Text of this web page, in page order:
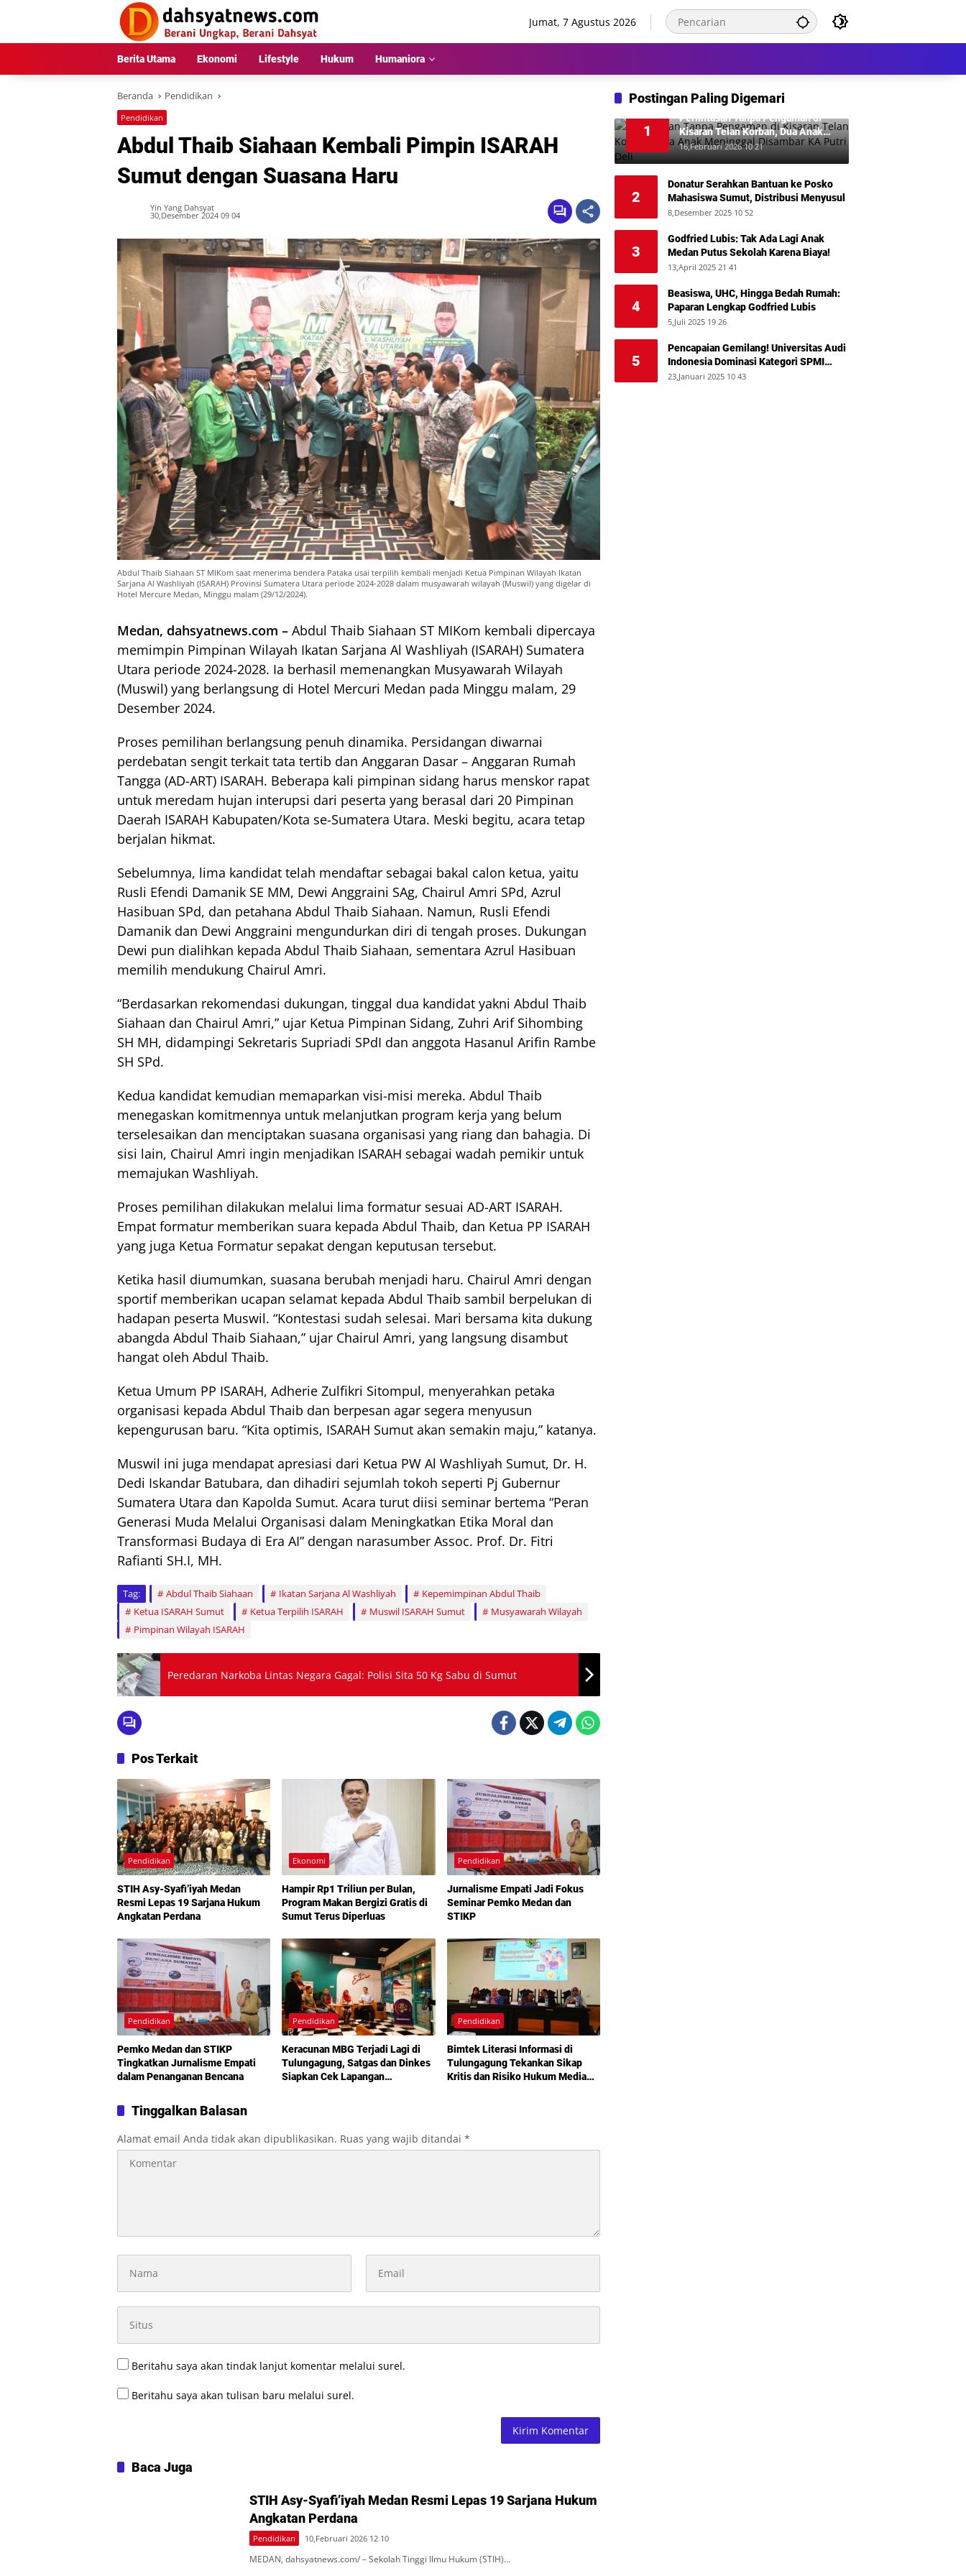
Jumat, 7 Agustus 2026
Berita Utama Ekonomi Lifestyle Hukum Humaniora
Beranda Pendidikan
Pendidikan
Abdul Thaib Siahaan Kembali Pimpin ISARAH
Sumut dengan Suasana Haru
Yin Yang Dahsyat
30,Desember 2024 09 04
Abdul Thaib Siahaan ST MIKom saat menerima bendera Pataka usai terpilih kembali menjadi Ketua Pimpinan Wilayah Ikatan
Sarjana Al Washliyah (ISARAH) Provinsi Sumatera Utara periode 2024-2028 dalam musyawarah wilayah (Muswil) yang digelar di
Hotel Mercure Medan, Minggu malam (29/12/2024).
Medan, dahsyatnews.com – Abdul Thaib Siahaan ST MIKom kembali dipercaya
memimpin Pimpinan Wilayah Ikatan Sarjana Al Washliyah (ISARAH) Sumatera
Utara periode 2024-2028. Ia berhasil memenangkan Musyawarah Wilayah
(Muswil) yang berlangsung di Hotel Mercuri Medan pada Minggu malam, 29
Desember 2024.
Proses pemilihan berlangsung penuh dinamika. Persidangan diwarnai
perdebatan sengit terkait tata tertib dan Anggaran Dasar – Anggaran Rumah
Tangga (AD-ART) ISARAH. Beberapa kali pimpinan sidang harus menskor rapat
untuk meredam hujan interupsi dari peserta yang berasal dari 20 Pimpinan
Daerah ISARAH Kabupaten/Kota se-Sumatera Utara. Meski begitu, acara tetap
berjalan hikmat.
Sebelumnya, lima kandidat telah mendaftar sebagai bakal calon ketua, yaitu
Rusli Efendi Damanik SE MM, Dewi Anggraini SAg, Chairul Amri SPd, Azrul
Hasibuan SPd, dan petahana Abdul Thaib Siahaan. Namun, Rusli Efendi
Damanik dan Dewi Anggraini mengundurkan diri di tengah proses. Dukungan
Dewi pun dialihkan kepada Abdul Thaib Siahaan, sementara Azrul Hasibuan
memilih mendukung Chairul Amri.
“Berdasarkan rekomendasi dukungan, tinggal dua kandidat yakni Abdul Thaib
Siahaan dan Chairul Amri,” ujar Ketua Pimpinan Sidang, Zuhri Arif Sihombing
SH MH, didampingi Sekretaris Supriadi SPdI dan anggota Hasanul Arifin Rambe
SH SPd.
Kedua kandidat kemudian memaparkan visi-misi mereka. Abdul Thaib
menegaskan komitmennya untuk melanjutkan program kerja yang belum
terselesaikan dan menciptakan suasana organisasi yang riang dan bahagia. Di
sisi lain, Chairul Amri ingin menjadikan ISARAH sebagai wadah pemikir untuk
memajukan Washliyah.
Proses pemilihan dilakukan melalui lima formatur sesuai AD-ART ISARAH.
Empat formatur memberikan suara kepada Abdul Thaib, dan Ketua PP ISARAH
yang juga Ketua Formatur sepakat dengan keputusan tersebut.
Ketika hasil diumumkan, suasana berubah menjadi haru. Chairul Amri dengan
sportif memberikan ucapan selamat kepada Abdul Thaib sambil berpelukan di
hadapan peserta Muswil. “Kontestasi sudah selesai. Mari bersama kita dukung
abangda Abdul Thaib Siahaan,” ujar Chairul Amri, yang langsung disambut
hangat oleh Abdul Thaib.
Ketua Umum PP ISARAH, Adherie Zulfikri Sitompul, menyerahkan petaka
organisasi kepada Abdul Thaib dan berpesan agar segera menyusun
kepengurusan baru. “Kita optimis, ISARAH Sumut akan semakin maju,” katanya.
Muswil ini juga mendapat apresiasi dari Ketua PW Al Washliyah Sumut, Dr. H.
Dedi Iskandar Batubara, dan dihadiri sejumlah tokoh seperti Pj Gubernur
Sumatera Utara dan Kapolda Sumut. Acara turut diisi seminar bertema “Peran
Generasi Muda Melalui Organisasi dalam Meningkatkan Etika Moral dan
Transformasi Budaya di Era AI” dengan narasumber Assoc. Prof. Dr. Fitri
Rafianti SH.I, MH.
Tag: Abdul Thaib Siahaan Ikatan Sarjana Al Washliyah
Kepemimpinan Abdul Thaib
Ketua ISARAH Sumut
Ketua Terpilih ISARAH Muswil ISARAH Sumut
Musyawarah Wilayah
Pimpinan Wilayah ISARAH
Peredaran Narkoba Lintas Negara Gagal: Polisi Sita 50 Kg Sabu di Sumut
Pos Terkait
Pendidikan
STIH Asy-Syafi’iyah Medan
Resmi Lepas 19 Sarjana Hukum
Angkatan Perdana
Ekonomi
Hampir Rp1 Triliun per Bulan,
Program Makan Bergizi Gratis di
Sumut Terus Diperluas
Pendidikan
Jurnalisme Empati Jadi Fokus
Seminar Pemko Medan dan
STIKP
Pendidikan
Pemko Medan dan STIKP
Tingkatkan Jurnalisme Empati
dalam Penanganan Bencana
Pendidikan
Keracunan MBG Terjadi Lagi di
Tulungagung, Satgas dan Dinkes
Siapkan Cek Lapangan
Pendidikan
Bimtek Literasi Informasi di
Tulungagung Tekankan Sikap
Kritis dan Risiko Hukum Media
Tinggalkan Balasan
Alamat email Anda tidak akan dipublikasikan. Ruas yang wajib ditandai *
Beritahu saya akan tindak lanjut komentar melalui surel.
Beritahu saya akan tulisan baru melalui surel.
Baca Juga
STIH Asy-Syafi’iyah Medan Resmi Lepas 19 Sarjana Hukum
Angkatan Perdana
Pendidikan 10,Februari 2026 12 10
MEDAN, dahsyatnews.com/ – Sekolah Tinggi Ilmu Hukum (STIH)…
Postingan Paling Digemari
1
Perlintasan Tanpa Pengaman di
Kisaran Telan Korban, Dua Anak
Meninggal Disambar KA Putri Deli
16,Februari 2026 10 21
2
Donatur Serahkan Bantuan ke Posko
Mahasiswa Sumut, Distribusi Menyusul
8,Desember 2025 10 52
3
Godfried Lubis: Tak Ada Lagi Anak
Medan Putus Sekolah Karena Biaya!
13,April 2025 21 41
4
Beasiswa, UHC, Hingga Bedah Rumah:
Paparan Lengkap Godfried Lubis
5,Juli 2025 19 26
5
Pencapaian Gemilang! Universitas Audi
Indonesia Dominasi Kategori SPMI
Terbaik 2024
23,Januari 2025 10 43